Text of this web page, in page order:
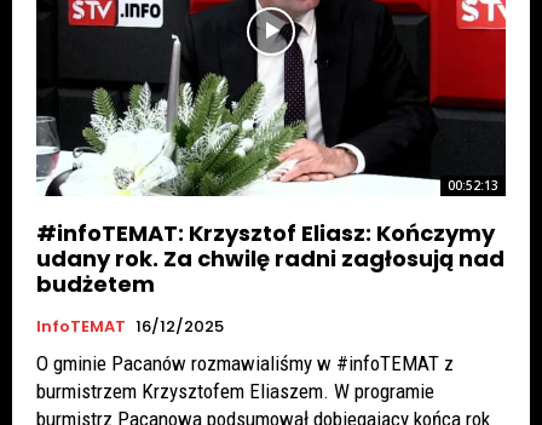
00:52:13
#infoTEMAT: Krzysztof Eliasz: Kończymy
udany rok. Za chwilę radni zagłosują nad
budżetem
InfoTEMAT 16/12/2025
O gminie Pacanów rozmawialiśmy w #infoTEMAT z
burmistrzem Krzysztofem Eliaszem. W programie
burmistrz Pacanowa podsumował dobiegający końca rok